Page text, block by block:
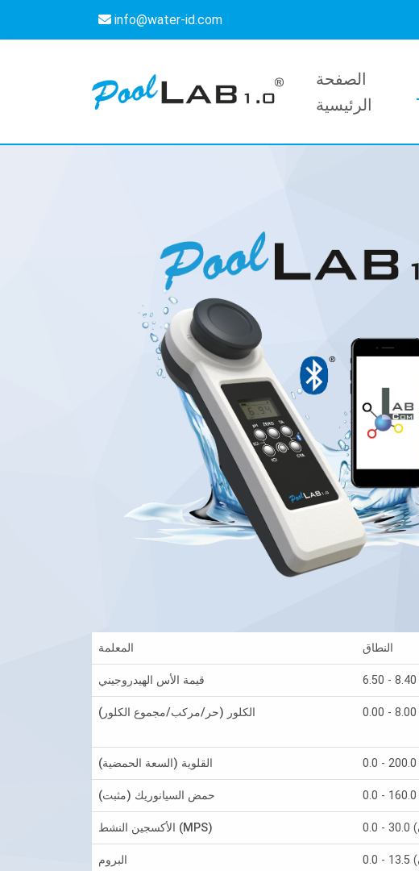
info@water-id.com
الصفحة
الرئيسية
المعلمة النطاق
قيمة الأس الهيدروجيني
الكلور (حر/مركب/مجموع الكلور)
القلوية (السعة الحمضية)
حمض السيانوريك (مثبت)
الأكسجين النشط (MPS)
البروم